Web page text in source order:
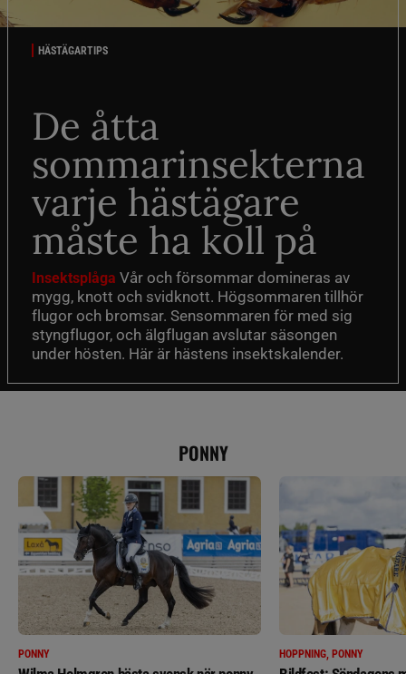
HÄSTÄGARTIPS
De åtta
sommarinsekterna
varje hästägare
måste ha koll på
Insektsplåga Vår och försommar domineras av
mygg, knott och svidknott. Högsommaren tillhör
flugor och bromsar. Sensommaren för med sig
styngflugor, och älgflugan avslutar säsongen
under hösten. Här är hästens insektskalender.
PONNY
PONNY HOPPNING, PONNY